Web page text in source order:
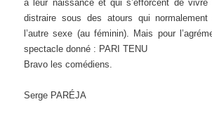
à leur naissance et qui s’efforcent de
distraire sous des atours qui normalement
l’autre sexe (au féminin). Mais pour
spectacle donné : PARI
Bravo les
Serge PARÉJA